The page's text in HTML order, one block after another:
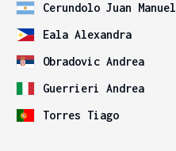
Cerundolo Juan Manuel
Eala Alexandra
Obradovic Andrea
Guerrieri Andrea
Torres Tiago